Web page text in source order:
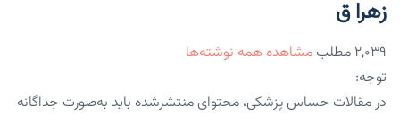
زهرا ق
۲,۰۳۹ مطلب
مشاهده همه نوشته‌ها
توجه:
در مقالات حساس پزشکی، محتوای منتشرشده باید به‌صورت جداگانه